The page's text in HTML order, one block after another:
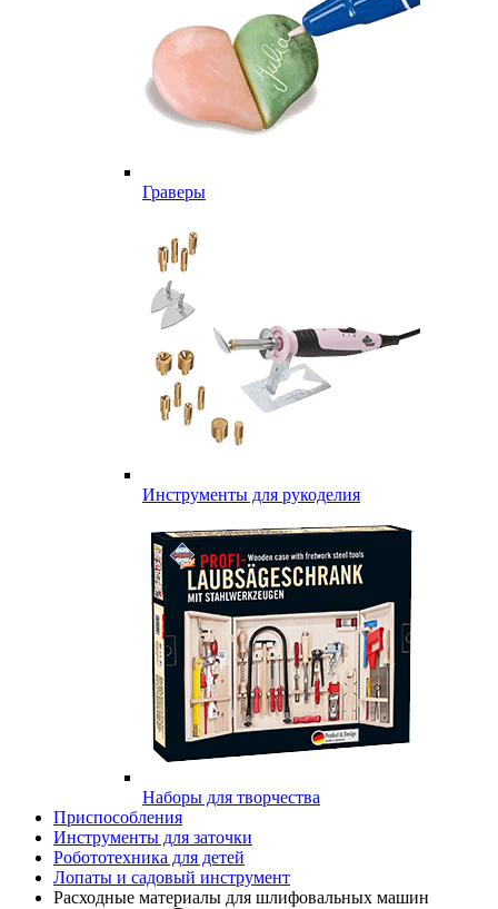
Граверы
Инструменты для рукоделия
Наборы для творчества
Приспособления
Инструменты для заточки
Робототехника для детей
Лопаты и садовый инструмент
Расходные материалы для шлифовальных машин